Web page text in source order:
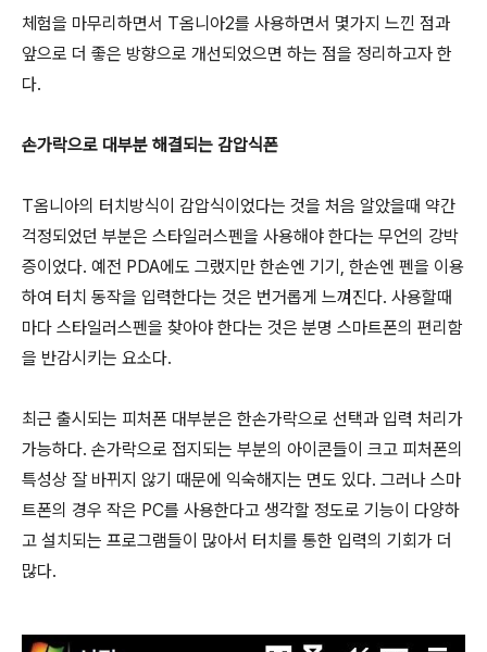
체험을 마무리하면서 T옴니아2를 사용하면서 몇가지 느낀 점과
앞으로 더 좋은 방향으로 개선되었으면 하는 점을 정리하고자 한
다.
손가락으로 대부분 해결되는 감압식폰
T옴니아의 터치방식이 감압식이었다는 것을 처음 알았을때 약간
걱정되었던 부분은 스타일러스펜을 사용해야 한다는 무언의 강박
증이었다. 예전 PDA에도 그랬지만 한손엔 기기, 한손엔 펜을 이용
하여 터치 동작을 입력한다는 것은 번거롭게 느껴진다. 사용할때
마다 스타일러스펜을 찾아야 한다는 것은 분명 스마트폰의 편리함
을 반감시키는 요소다.
최근 출시되는 피처폰 대부분은 한손가락으로 선택과 입력 처리가
가능하다. 손가락으로 접지되는 부분의 아이콘들이 크고 피처폰의
특성상 잘 바뀌지 않기 때문에 익숙해지는 면도 있다. 그러나 스마
트폰의 경우 작은 PC를 사용한다고 생각할 정도로 기능이 다양하
고 설치되는 프로그램들이 많아서 터치를 통한 입력의 기회가 더
많다.